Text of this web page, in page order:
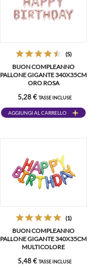
(5)
BUON COMPLEANNO
PALLONE GIGANTE 340X35CM
ORO ROSA
5,28 € TASSE INCLUSE
AGGIUNGI AL CARRELLO
(1)
BUON COMPLEANNO
PALLONE GIGANTE 340X35CM
MULTICOLORE
5,48 € TASSE INCLUSE